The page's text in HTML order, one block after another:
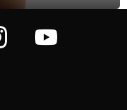
instagram youtube